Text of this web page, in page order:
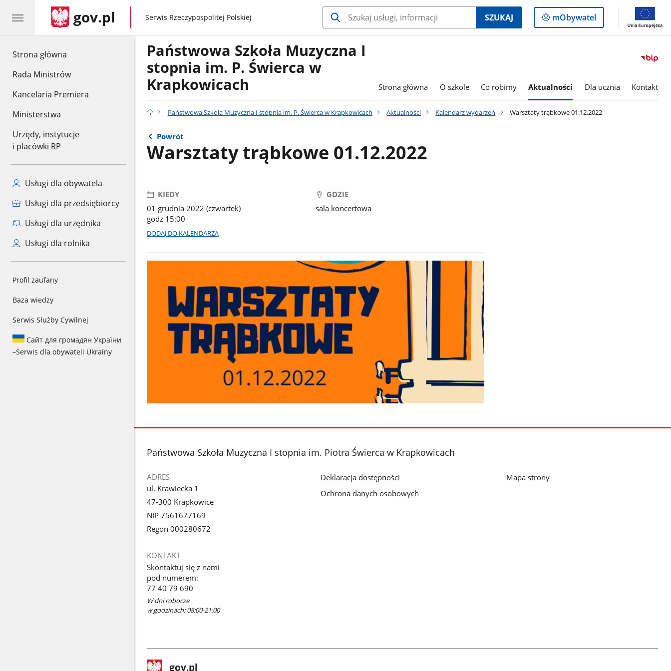
Strona główna
Rada Ministrów
Kancelaria Premiera
Ministerstwa
Urzędy, instytucje
i placówki RP
Usługi dla obywatela
Usługi dla przedsiębiorcy
Usługi dla urzędnika
Usługi dla rolnika
Profil zaufany
Baza wiedzy
Serwis Służby Cywilnej
Сайт для громадян України
–Serwis dla obywateli Ukrainy
gov.pl gov.pl
Serwis Rzeczypospolitej Polskiej SZUKAJ
Logowanie
do
mObywatel
Państwowa Szkoła Muzyczna I
stopnia im. P. Świerca w
Krapkowicach
Strona główna O szkole Co robimy Aktualności Dla ucznia Kontakt
Państwowa Szkoła Muzyczna I stopnia im. P. Świerca w Krapkowicach Aktualności Kalendarz wydarzeń Warsztaty trąbkowe 01.12.2022
Powrót
Warsztaty trąbkowe 01.12.2022
KIEDY
01 grudnia 2022 (czwartek)
godz 15:00
DODAJ DO KALENDARZA
GDZIE
sala koncertowa
stopka
Państwowa Szkoła Muzyczna I stopnia im. Piotra Świerca w Krapkowicach
ADRES
ul. Krawiecka 1
47-300 Krapkowice
NIP 7561677169
Regon 000280672
KONTAKT
Skontaktuj się z nami
pod numerem:
77 40 79 690
W dni robocze
w godzinach: 08:00-21:00
Deklaracja dostępności
Ochrona danych osobowych
Mapa strony
stopkaStrona
gov.pl